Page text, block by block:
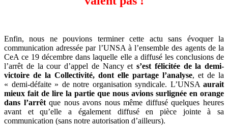
Enfin, nous ne pouvions terminer cette actu sans évoquer la
communication adressée par l’UNSA à l’ensemble des agents de la
CeA ce 19 décembre dans laquelle elle a diffusé les conclusions de
l’arrêt de la cour d’appel de Nancy et s’est félicitée de la demi-
victoire de la Collectivité, dont elle partage l’analyse, et de la
« demi-défaite » de notre organisation syndicale. L’UNSA aurait
mieux fait de lire la partie que nous avions surlignée en orange
dans l’arrêtque nous avons nous même diffusé quelques heures
avant et qu’elle a également diffusé en pièce jointe à sa
communication (sans notre autorisation d’ailleurs).